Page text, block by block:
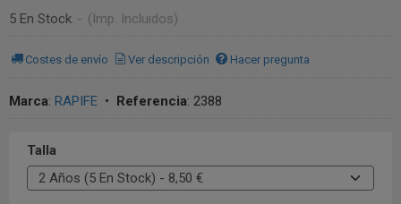
5 En Stock - (Imp. Incluidos)
Costes de envío Ver descripción Hacer pregunta
Marca: RAPIFE • Referencia: 2388
Talla